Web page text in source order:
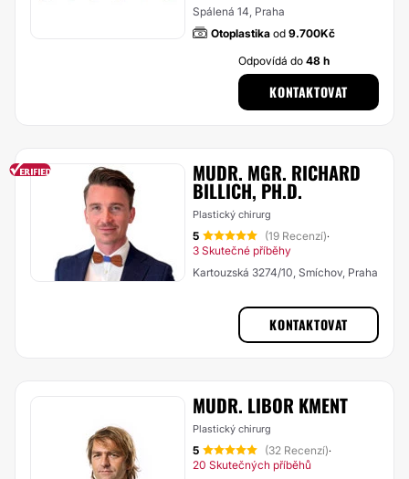
Spálená 14, Praha
Otoplastika od 9.700Kč
Odpovídá do48 h
KONTAKTOVAT
MUDR. MGR. RICHARD
BILLICH, PH.D.
Plastický chirurg
5 (19 Recenzí)·
3 Skutečné příběhy
Kartouzská 3274/10, Smíchov, Praha
KONTAKTOVAT
MUDR. LIBOR KMENT
Plastický chirurg
5 (32 Recenzí)·
20 Skutečných příběhů